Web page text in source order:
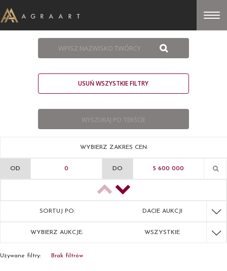
USUŃ WSZYSTKIE FILTRY
WYBIERZ ZAKRES CEN:
OD DO
SORTUJ PO: DACIE AUKCJI
WYBIERZ AUKCJE: WSZYSTKIE
Używane filtry: Brak filtrów